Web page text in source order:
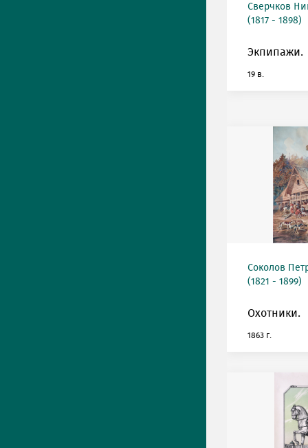
Сверчков
(1817 - 1898)
Экпипажи.
19 в.
Соколов
(1821 - 1899)
Охотники.
1863 г.